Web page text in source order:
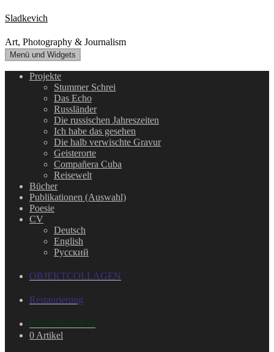
Zum
Inhalt
springen
Sladkevich
Art, Photography & Journalism
Menü und Widgets
Projekte
Stummer Schrei
Das Echo
Russländer
Die russischen Jahreszeiten
Ich habe das gesehen
Die halb verwischte Gravur
Geisterorte
Compañera Cuba
Reisewelt
Bücher
Publikationen (Auswahl)
Poesie
CV
Deutsch
English
Русский
OBJEKTCOLLAGEN
Restaurierung
ONLINE-SHOP
0 Artikel